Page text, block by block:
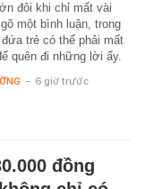
đôi khi chỉ mất vài
một bình luận, trong
trẻ có thể phải mất
quên đi những lời ấy.
- 6 giờ trước
đồng